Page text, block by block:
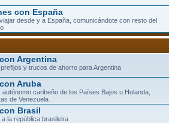
con España
desde y a España, comunicándote con resto del
Argentina
y trucos de ahorro para Argentina
Aruba
caribeño de los Países Bajos u Holanda,
de Venezuela
Brasil
la república brasileira